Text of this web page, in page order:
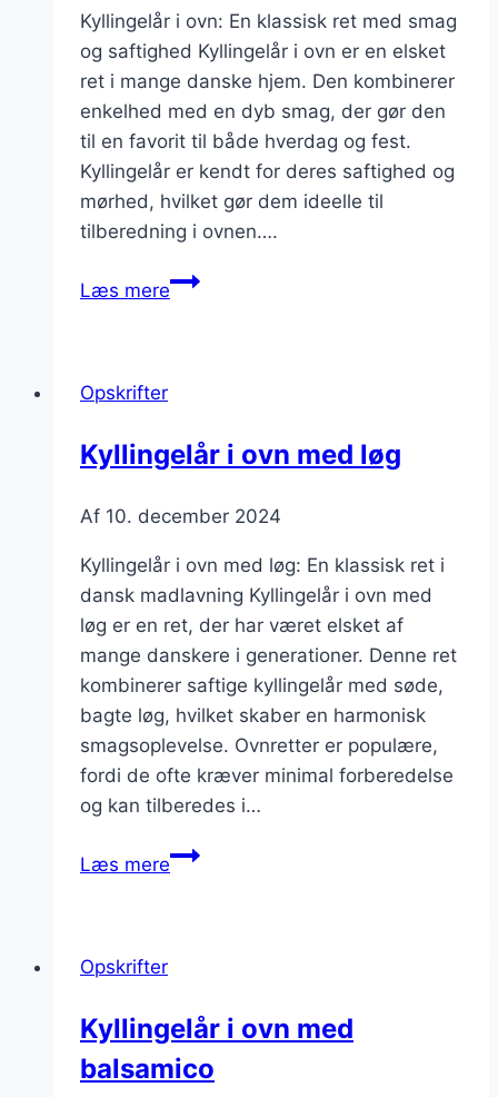
Kyllingelår i ovn: En klassisk ret med smag
og saftighed Kyllingelår i ovn er en elsket
ret i mange danske hjem. Den kombinerer
enkelhed med en dyb smag, der gør den
til en favorit til både hverdag og fest.
Kyllingelår er kendt for deres saftighed og
mørhed, hvilket gør dem ideelle til
tilberedning i ovnen….
Læs mereKyllingelår
timian
Opskrifter
Kyllingelår i ovn med løg
Af 10. december 2024
Kyllingelår i ovn med løg: En klassisk ret i
dansk madlavning Kyllingelår i ovn med
løg er en ret, der har været elsket af
mange danskere i generationer. Denne ret
kombinerer saftige kyllingelår med søde,
bagte løg, hvilket skaber en harmonisk
smagsoplevelse. Ovnretter er populære,
fordi de ofte kræver minimal forberedelse
og kan tilberedes i…
Læs mereKyllingelår
Opskrifter
Kyllingelår i ovn med
balsamico